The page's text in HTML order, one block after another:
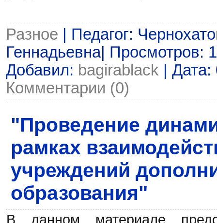
Разное | Педагог:
Геннадьевна| Просмотров:
Добавил: bagirablack | Дата:
Комментарии (0)
"Проведение
рамках
учреждений
образования"
В данном материале